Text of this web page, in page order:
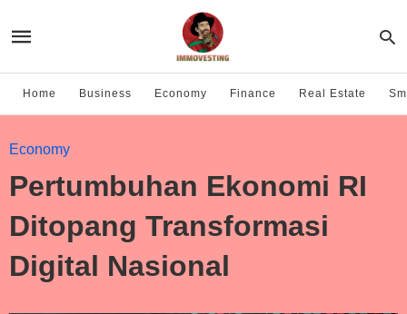
Home Business Economy Finance Real Estate
Economy
Pertumbuhan Ekonomi RI
Ditopang Transformasi
Digital Nasional